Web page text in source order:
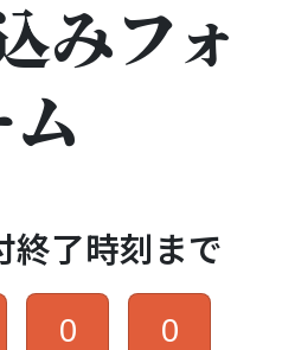
みフォ
終了時刻まで
0 0